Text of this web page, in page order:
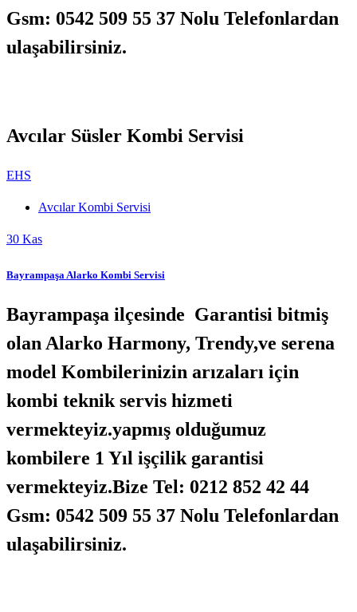
Gsm: 0542 509 55 37 Nolu Telefonlardan
ulaşabilirsiniz.
Avcılar Süsler Kombi Servisi
EHS
Avcılar Kombi Servisi
30 Kas
Bayrampaşa Alarko Kombi Servisi
Bayrampaşa ilçesinde Garantisi bitmiş
olan Alarko Harmony, Trendy,ve serena
model Kombilerinizin arızaları için
kombi teknik servis hizmeti
vermekteyiz.yapmış olduğumuz
kombilere 1 Yıl işçilik garantisi
vermekteyiz.Bize Tel: 0212 852 42 44
Gsm: 0542 509 55 37 Nolu Telefonlardan
ulaşabilirsiniz.